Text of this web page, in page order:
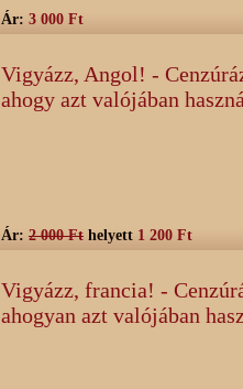
Ár: 3 000 Ft
Vigyázz, Angol! -
ahogy azt valójában
Ár: 2 000 Ft helyett 1 200 Ft
Vigyázz, francia! -
ahogyan azt valójában